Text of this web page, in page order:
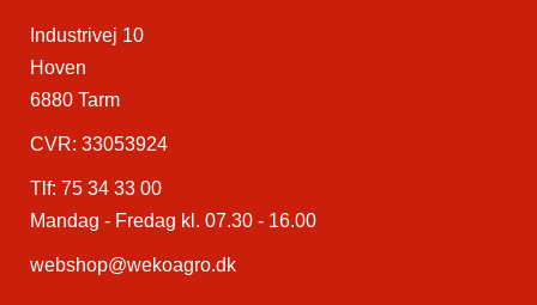
Industrivej 10
Hoven
6880 Tarm
CVR: 33053924
Tlf: 75 34 33 00
Mandag - Fredag kl. 07.30 - 16.00
webshop@wekoagro.dk